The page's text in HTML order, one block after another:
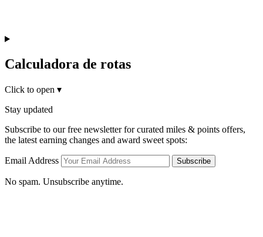
Calculadora de rotas
Click to open ▾
Stay updated
Subscribe to our free newsletter for curated miles & points offers,
the latest earning changes and award sweet spots:
Email Address Subscribe
No spam. Unsubscribe anytime.